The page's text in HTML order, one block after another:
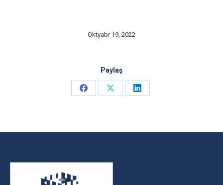
Oktyabr 19, 2022
Paylaş
Share
Share
Share